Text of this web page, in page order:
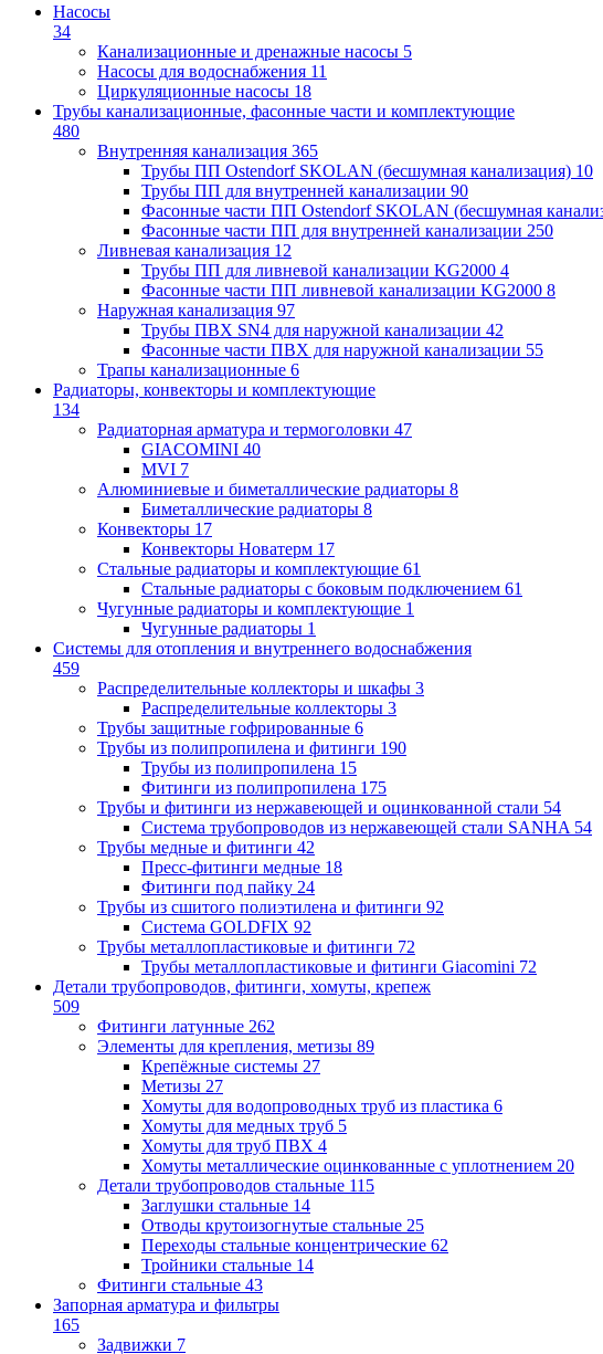
Насосы
34
Канализационные и дренажные насосы 5
Насосы для водоснабжения 11
Циркуляционные насосы 18
Трубы канализационные, фасонные части и комплектующие
480
Внутренняя канализация 365
Трубы ПП Ostendorf SKOLAN (бесшумная канализация) 10
Трубы ПП для внутренней канализации 90
Фасонные части ПП Ostendorf SKOLAN (бесшумная
Фасонные части ПП для внутренней канализации 250
Ливневая канализация 12
Трубы ПП для ливневой канализации KG2000 4
Фасонные части ПП ливневой канализации KG2000 8
Наружная канализация 97
Трубы ПВХ SN4 для наружной канализации 42
Фасонные части ПВХ для наружной канализации 55
Трапы канализационные 6
Радиаторы, конвекторы и комплектующие
134
Радиаторная арматура и термоголовки 47
GIACOMINI 40
MVI 7
Алюминиевые и биметаллические радиаторы 8
Биметаллические радиаторы 8
Конвекторы 17
Конвекторы Новатерм 17
Стальные радиаторы и комплектующие 61
Стальные радиаторы с боковым подключением 61
Чугунные радиаторы и комплектующие 1
Чугунные радиаторы 1
Системы для отопления и внутреннего водоснабжения
459
Распределительные коллекторы и шкафы 3
Распределительные коллекторы 3
Трубы защитные гофрированные 6
Трубы из полипропилена и фитинги 190
Трубы из полипропилена 15
Фитинги из полипропилена 175
Трубы и фитинги из нержавеющей и оцинкованной стали 54
Система трубопроводов из нержавеющей стали SANHA 54
Трубы медные и фитинги 42
Пресс-фитинги медные 18
Фитинги под пайку 24
Трубы из сшитого полиэтилена и фитинги 92
Система GOLDFIX 92
Трубы металлопластиковые и фитинги 72
Трубы металлопластиковые и фитинги Giacomini 72
Детали трубопроводов, фитинги, хомуты, крепеж
509
Фитинги латунные 262
Элементы для крепления, метизы 89
Крепёжные системы 27
Метизы 27
Хомуты для водопроводных труб из пластика 6
Хомуты для медных труб 5
Хомуты для труб ПВХ 4
Хомуты металлические оцинкованные с уплотнением 20
Детали трубопроводов стальные 115
Заглушки стальные 14
Отводы крутоизогнутые стальные 25
Переходы стальные концентрические 62
Тройники стальные 14
Фитинги стальные 43
Запорная арматура и фильтры
165
Задвижки 7